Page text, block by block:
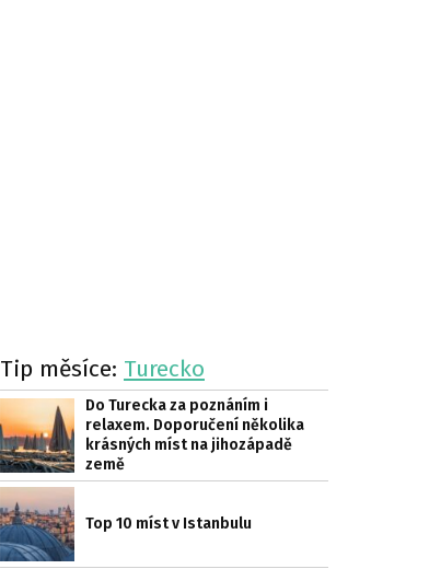
Tip měsíce: Turecko
Do Turecka za poznáním i
relaxem. Doporučení několika
krásných míst na jihozápadě
země
Top 10 míst v Istanbulu